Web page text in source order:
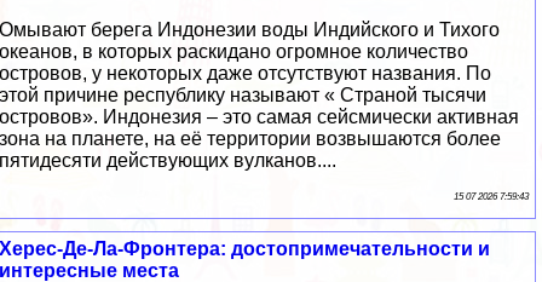
Омывают берега Индонезии воды Индийского и Тихого
океанов, в которых раскидано огромное количество
островов, у некоторых даже отсутствуют названия. По
этой причине республику называют « Страной тысячи
островов». Индонезия – это самая сейсмически активная
зона на планете, на её территории возвышаются более
пятидесяти действующих вулканов....
15 07 2026 7:59:43
Херес-Де-Ла-Фронтера: достопримечательности и
интересные места